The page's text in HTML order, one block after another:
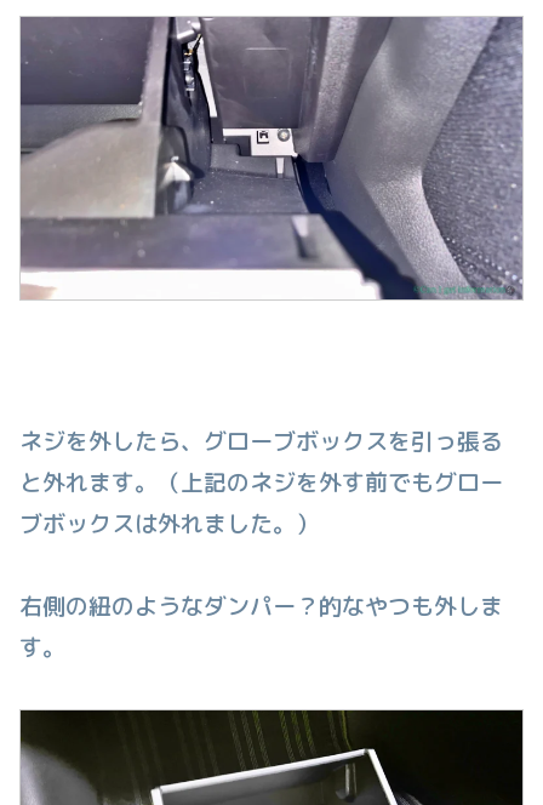
ネジを外したら、グローブボックスを引っ張る
と外れます。（上記のネジを外す前でもグロー
ブボックスは外れました。）
右側の紐のようなダンパー？的なやつも外しま
す。